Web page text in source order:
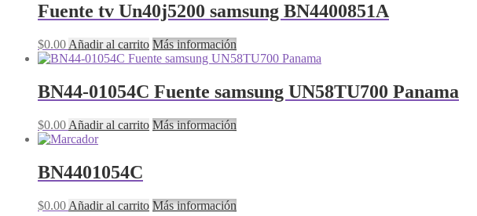
Fuente tv Un40j5200 samsung BN4400851A
$0.00 Añadir al carrito Más información
BN44-01054C Fuente samsung UN58TU700 Panama
$0.00 Añadir al carrito Más información
BN4401054C
$0.00 Añadir al carrito Más información